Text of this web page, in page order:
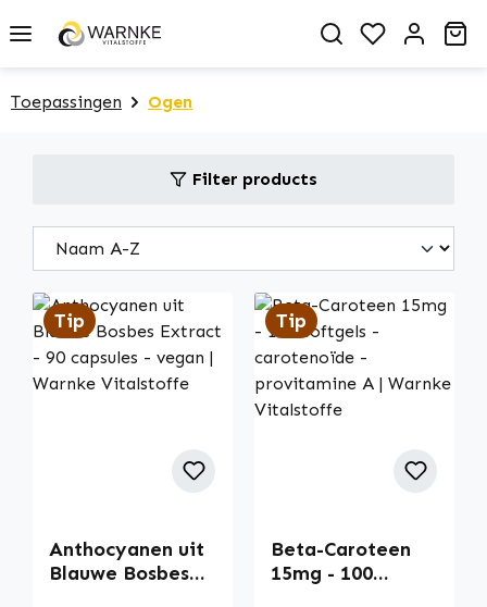
content You have 0
Toepassingen Ogen
Filter products
Tip
Anthocyanen uit
Blauwe Bosbes
Tip
Beta-Caroteen
15mg - 100